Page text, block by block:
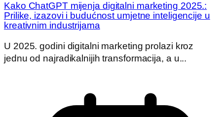
Kako ChatGPT mijenja digitalni marketing 2025.:
Prilike, izazovi i budućnost umjetne inteligencije u
kreativnim industrijama
U 2025. godini digitalni marketing prolazi kroz
jednu od najradikalnijih transformacija, a u...